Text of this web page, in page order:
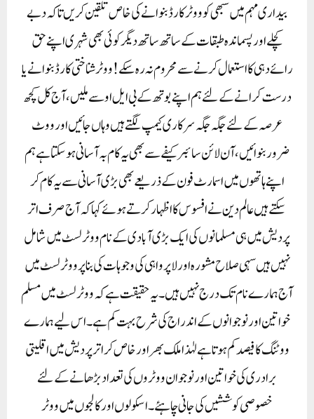
بیداری مہم میں سبھی کو ووٹر کارڈ بنوانے کی خاص تلقین کریں تاکہ دبے
کچلے اور پسماندہ طبقات کے ساتھ ساتھ دیگر کوئی بھی شہری اپنے حق
رائے دہی کا استعمال کرنے سے محروم نہ رہ سکے! ووٹر شناختی کارڈ بنوانے یا
درست کرانے کے لئے ہم اپنے بوتھ کے بی ایل او سے ملیں، آج کل کچھ
عرصہ کے لئے جگہ جگہ سرکاری کیمپ لگتے ہیں وہاں جائیں اورووٹ
ضرور بنوائیں، آن لائن سائبر کیفے سے بھی یہ کام بہ آسانی ہو سکتا ہے ہم
اپنے ہاتھوں میں اسمارٹ فون کے ذریعے بھی بڑی آسانی سے یہ کام کر
سکتے ہیں عالم دین نے افسوس کا اظہار کرتے ہوئے کہا کہ آج صرف اتر
پردیش میں ہی مسلمانوں کی ایک بڑی آبادی کے نام ووٹر لسٹ میں شامل
نہیں ہیں سہی صلاح مشورہ اور لا پرواہی کی وجوہات کی بنا پر ووٹر لسٹ میں
آج ہمارے نام تک درج نہیں ہیں ۔یہ حقیقت ہے کہ ووٹر لسٹ میں مسلم
خواتین اور نوجوانوں کے اندراج کی شرح بہت کم ہے۔ اس لیے ہمارے
ووٹنگ کا فیصد کم ہوتا ہےلہٰذا ملک بھر اور خاص کر اترپردیش میں اقلیتی
برادری کی خواتین اور نوجوان ووٹروں کی تعداد بڑھانے کےلئے
خصوصی کوششیں کی جانی چاہئے۔ اسکولوں اور کالجوں میں ووٹر